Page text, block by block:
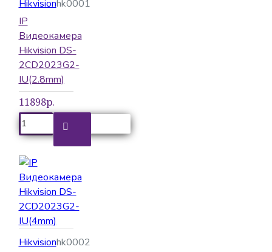
Hikvisionhk0001
IP
Видеокамера
Hikvision DS-
2CD2023G2-
IU(2.8mm)
11898р.
Hikvisionhk0002